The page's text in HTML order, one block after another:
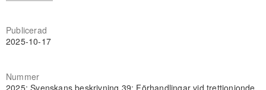
Publicerad
2025-10-17
Nummer